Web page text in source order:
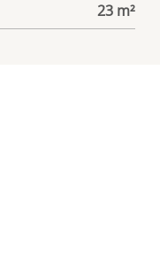
23 m²